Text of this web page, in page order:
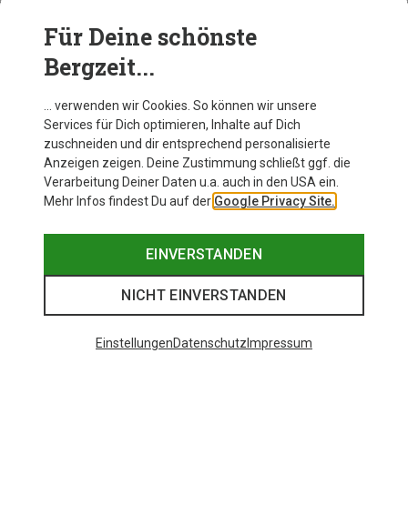
BEKLEIDUNG
Für Deine schönste
Bergzeit...
… verwenden wir Cookies. So können wir unsere
Services für Dich optimieren, Inhalte auf Dich
zuschneiden und dir entsprechend personalisierte
Anzeigen zeigen. Deine Zustimmung schließt ggf. die
Verarbeitung Deiner Daten u.a. auch in den USA ein.
Mehr Infos findest Du auf der Google Privacy Site.
EINVERSTANDEN
NICHT EINVERSTANDEN
EinstellungenDatenschutz Impressum